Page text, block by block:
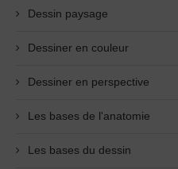
Dessin paysage
Dessiner en couleur
Dessiner en perspective
Les bases de l'anatomie
Les bases du dessin